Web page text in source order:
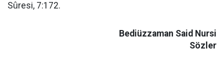
Sûresi, 7:172.
Bediüzzaman Said Nursi
Sözler